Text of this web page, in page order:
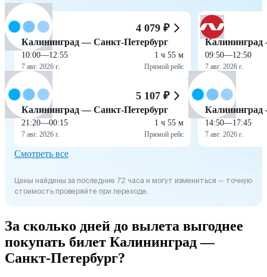
4 079 ₽
Калининград — Санкт-Петербург
10:00—12:55
7 авг. 2026 г.
1 ч 55 м
Прямой рейс
5 107 ₽
Калининград — Санкт-Петербург
21:20—00:15
7 авг. 2026 г.
1 ч 55 м
Прямой рейс
Калининград
09:50—12:50
7 авг. 2026 г.
Калининград
14:50—17:45
7 авг. 2026 г.
Смотреть все
Цены найдены за последние 72 часа и могут измениться — точную
стоимость проверяйте при переходе.
За сколько дней до вылета выгоднее
покупать билет Калининград —
Санкт-Петербург?